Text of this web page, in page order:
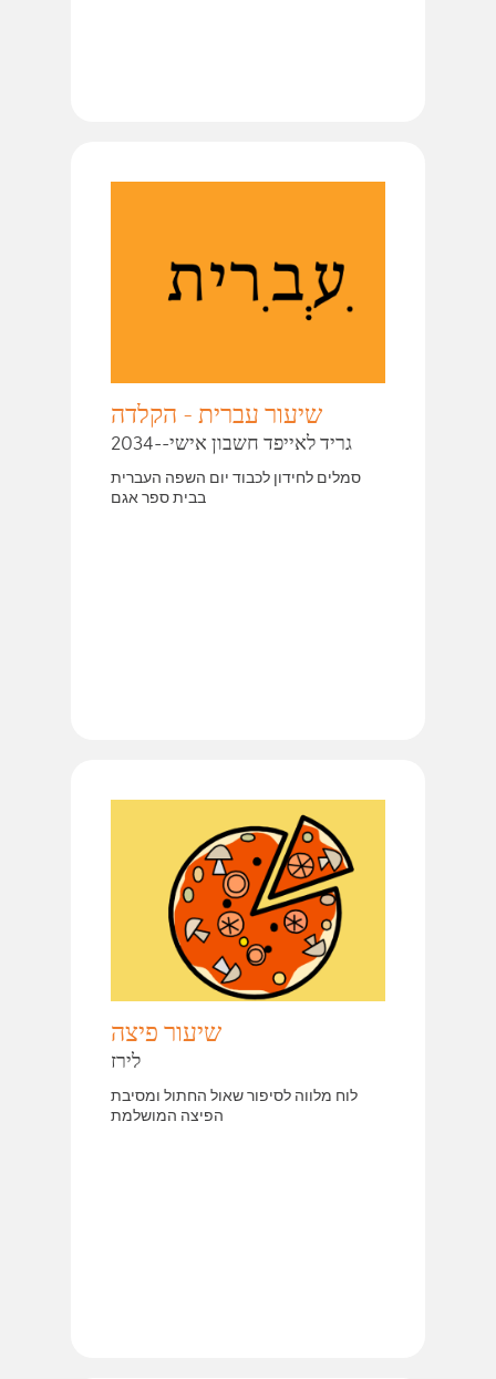
שיעור עברית - הקלדה
2034--גריד לאייפד חשבון אישי
סמלים לחידון לכבוד יום השפה העברית
בבית ספר אגם
שיעור פיצה
לירז
לוח מלווה לסיפור שאול החתול ומסיבת
הפיצה המושלמת